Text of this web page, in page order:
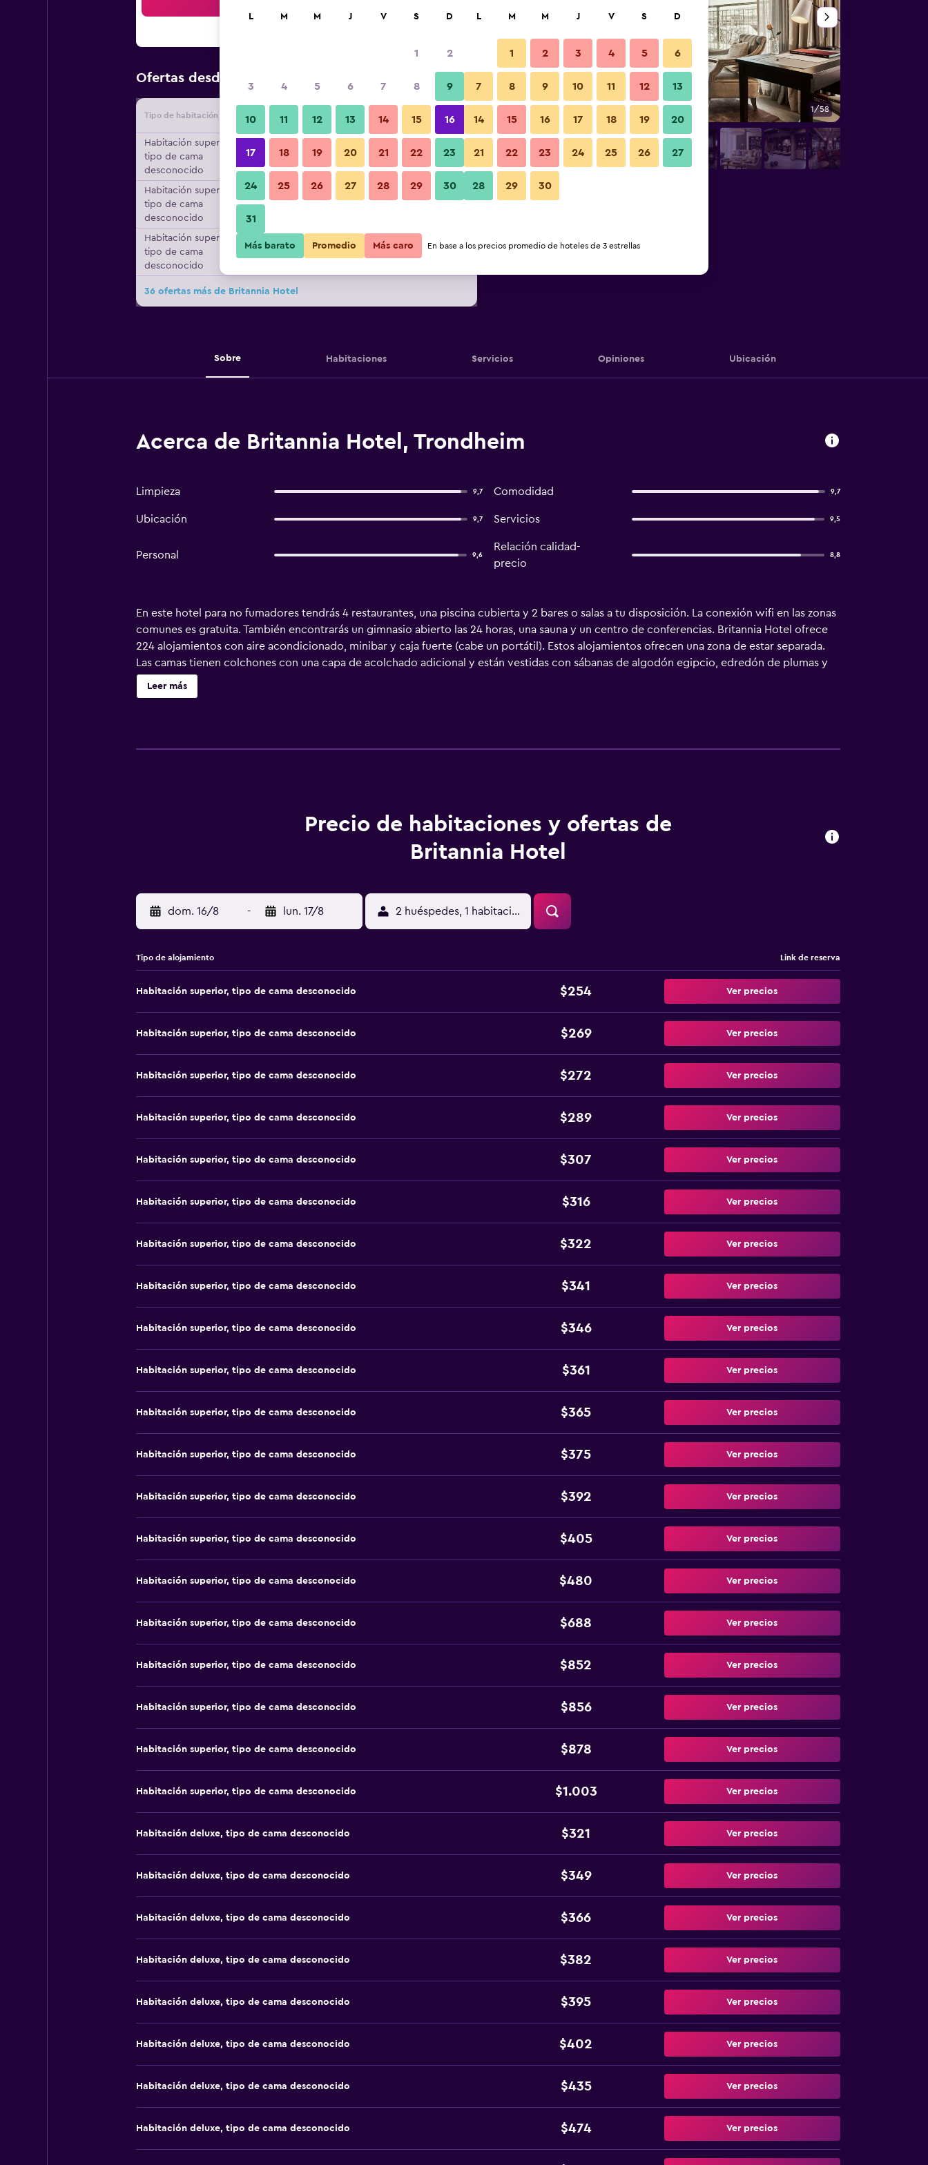
Ofertas desde Oferta más barata de precio por noche
Tipo de habitación Proveedor Total noche
Habitación superior,
tipo de cama
desconocido
$254 Ver oferta
Habitación superior,
tipo de cama
desconocido
Habitación superior,
tipo de cama
desconocido
$272
36 ofertas más de Britannia Hotel
Sala de estar 1/58
Fotos
Sobre Habitaciones Servicios Opiniones Ubicación
Acerca de Britannia Hotel, Trondheim
Limpieza 9,7 Comodidad 9,7
Ubicación 9,7 Servicios 9,5
Personal 9,6
Relación calidad-
precio
8,8
En este hotel para no fumadores tendrás 4 restaurantes, una piscina cubierta y 2 bares o salas a tu disposición. La conexión wifi en las zonas
comunes es gratuita. También encontrarás un gimnasio abierto las 24 horas, una sauna y un centro de conferencias. Britannia Hotel ofrece
224 alojamientos con aire acondicionado, minibar y caja fuerte (cabe un portátil). Estos alojamientos ofrecen una zona de estar separada.
Las camas tienen colchones con una capa de acolchado adicional y están vestidas con sábanas de algodón egipcio, edredón de plumas y
ropa de cama de alta calidad. Se ofrece televisión digital con canales de suscripción. Los baños están equipados con ducha, albornoces,
zapatillas y artículos de higiene personal de diseño. Los huéspedes pueden navegar por la web gracias a nuestro acceso a Internet wifi
Leer más
Precio de habitaciones y ofertas de
Britannia Hotel
dom. 16/8 - lun. 17/8 2 huéspedes, 1 habitación
Tipo de alojamiento Link de reserva
Habitación superior, tipo de cama desconocido $254 Ver precios
Habitación superior, tipo de cama desconocido $269 Ver precios
Habitación superior, tipo de cama desconocido $272 Ver precios
Habitación superior, tipo de cama desconocido $289 Ver precios
Habitación superior, tipo de cama desconocido $307 Ver precios
Habitación superior, tipo de cama desconocido $316 Ver precios
Habitación superior, tipo de cama desconocido $322 Ver precios
Habitación superior, tipo de cama desconocido $341 Ver precios
Habitación superior, tipo de cama desconocido $346 Ver precios
Habitación superior, tipo de cama desconocido $361 Ver precios
Habitación superior, tipo de cama desconocido $365 Ver precios
Habitación superior, tipo de cama desconocido $375 Ver precios
Habitación superior, tipo de cama desconocido $392 Ver precios
Habitación superior, tipo de cama desconocido $405 Ver precios
Habitación superior, tipo de cama desconocido $480 Ver precios
Habitación superior, tipo de cama desconocido $688 Ver precios
Habitación superior, tipo de cama desconocido $852 Ver precios
Habitación superior, tipo de cama desconocido $856 Ver precios
Habitación superior, tipo de cama desconocido $878 Ver precios
Habitación superior, tipo de cama desconocido $1.003 Ver precios
Habitación deluxe, tipo de cama desconocido $321 Ver precios
Habitación deluxe, tipo de cama desconocido $349 Ver precios
Habitación deluxe, tipo de cama desconocido $366 Ver precios
Habitación deluxe, tipo de cama desconocido $382 Ver precios
Habitación deluxe, tipo de cama desconocido $395 Ver precios
Habitación deluxe, tipo de cama desconocido $402 Ver precios
Habitación deluxe, tipo de cama desconocido $435 Ver precios
Habitación deluxe, tipo de cama desconocido $474 Ver precios
L M M J V S D
1 2
3 4 5 6 7 8 9
10 11 12 13 14 15 16
17 18 19 20 21 22 23
24 25 26 27 28 29 30
31
L M M J V S D
1 2 3 4 5 6
7 8 9 10 11 12 13
14 15 16 17 18 19 20
21 22 23 24 25 26 27
28 29 30
Más barato Promedio Más caro En base a los precios promedio de hoteles de 3 estrellas